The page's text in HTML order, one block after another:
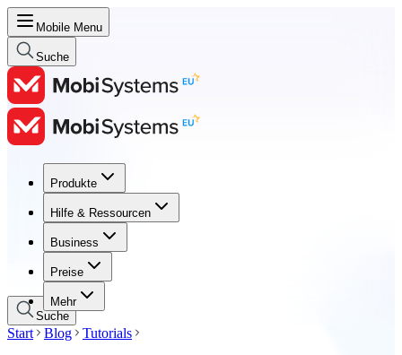
Mobile Menu
Suche
Produkte
Hilfe & Ressourcen
Business
Preise
Mehr
Produkte
Hilfe & Ressourcen
Business
Preise
Suche
Start Blog
Tutorials